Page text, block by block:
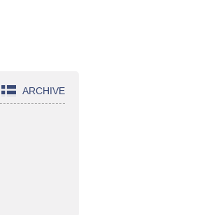
ARCHIVE